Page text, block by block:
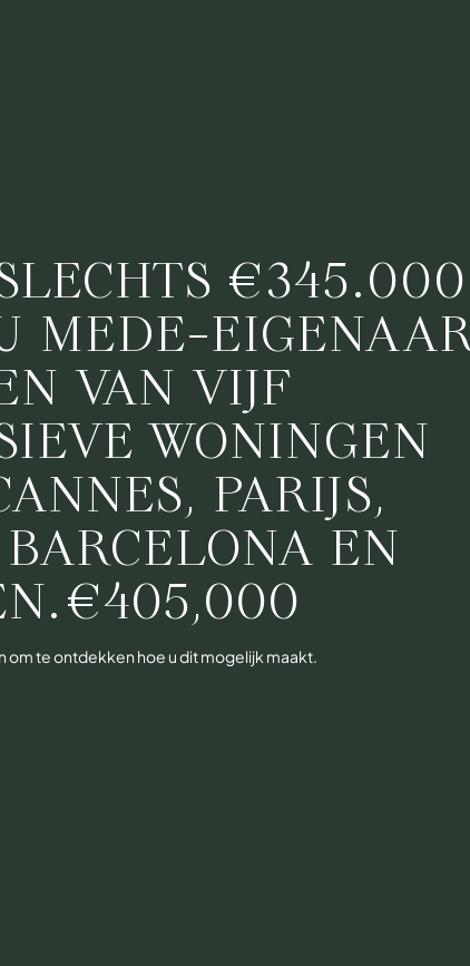
€345.000
MEDE-EIGENAAR
VAN VIJF
WONINGEN
PARIJS,
EN
€405,000
om te ontdekken hoe u dit mogelijk maakt.